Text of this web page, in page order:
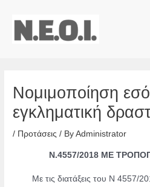
content
Νομιμοποίηση
εγκληματική
/ Προτάσεις / ByAdministrator
Ν.4557/2018 ΜΕ
Με τις διατάξεις του Ν 4557/